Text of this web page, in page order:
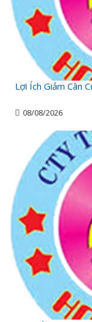
Lợi Ích Giảm Cân
08/08/2026